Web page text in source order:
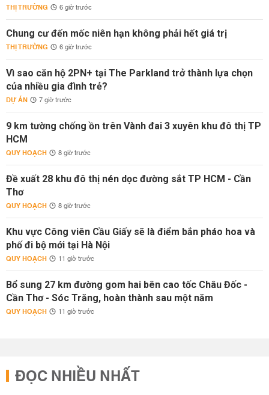
THỊ TRƯỜNG 6 giờ trước
Chung cư đến mốc niên hạn không phải hết giá trị
THỊ TRƯỜNG 6 giờ trước
Vì sao căn hộ 2PN+ tại The Parkland trở thành lựa chọn
của nhiều gia đình trẻ?
DỰ ÁN 7 giờ trước
9 km tường chống ồn trên Vành đai 3 xuyên khu đô thị TP
HCM
QUY HOẠCH 8 giờ trước
Đề xuất 28 khu đô thị nén dọc đường sắt TP HCM - Cần
Thơ
QUY HOẠCH 8 giờ trước
Khu vực Công viên Cầu Giấy sẽ là điểm bắn pháo hoa và
phố đi bộ mới tại Hà Nội
QUY HOẠCH 11 giờ trước
Bổ sung 27 km đường gom hai bên cao tốc Châu Đốc -
Cần Thơ - Sóc Trăng, hoàn thành sau một năm
QUY HOẠCH 11 giờ trước
ĐỌC NHIỀU NHẤT